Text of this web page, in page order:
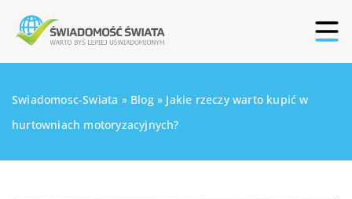
Swiadomosc-Swiata » Blog» Jakie rzeczy warto kupić w
hurtowniach motoryzacyjnych?